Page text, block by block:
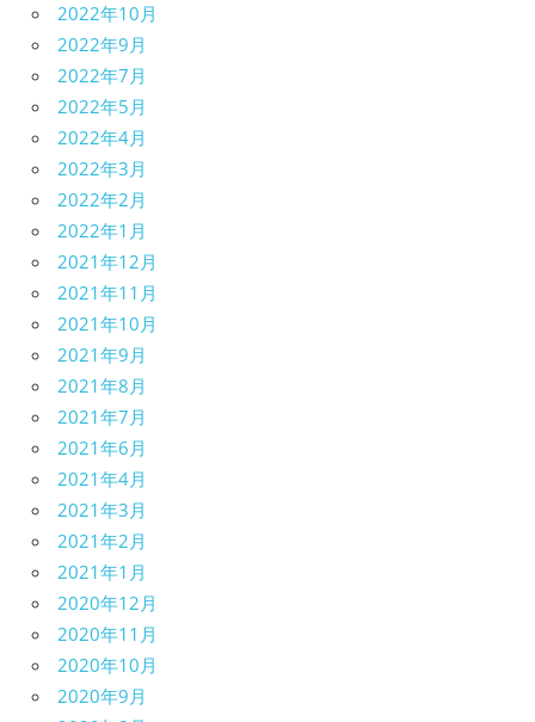
2022年10月
2022年9月
2022年7月
2022年5月
2022年4月
2022年3月
2022年2月
2022年1月
2021年12月
2021年11月
2021年10月
2021年9月
2021年8月
2021年7月
2021年6月
2021年4月
2021年3月
2021年2月
2021年1月
2020年12月
2020年11月
2020年10月
2020年9月